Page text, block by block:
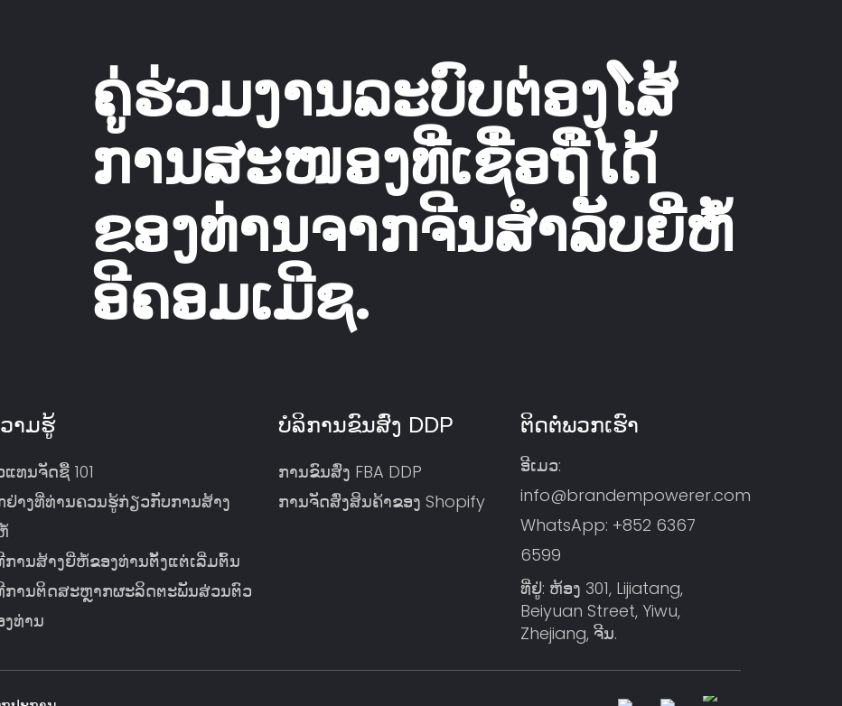
ຄູ່ຮ່ວມງານລະບົບຕ່ອງໂສ້
ການສະໜອງທີ່ເຊື່ອຖືໄດ້
ຂອງທ່ານຈາກຈີນສຳລັບຍີ່ຫໍ້
ອີຄອມເມີຊ.
າມຮູ້
ທນຈັດຊື້ 101
ຢ່າງທີ່ທ່ານຄວນຮູ້ກ່ຽວກັບການສ້າງ
ການສ້າງຍີ່ຫໍ້ຂອງທ່ານຕັ້ງແຕ່ເລີ່ມຕົ້ນ
ການຕິດສະຫຼາກຜະລິດຕະພັນສ່ວນຕົວ
ງທ່ານ
ບໍລິການຂົນສົ່ງ DDP
ການຂົນສົ່ງ FBA DDP
ການຈັດສົ່ງສິນຄ້າຂອງ Shopify
ຕິດຕໍ່ພວກເຮົາ
ອີເມວ:
info@brandempowerer.com
WhatsApp: +852 6367
6599
ທີ່ຢູ່: ຫ້ອງ 301, Lijiatang,
Beiyuan Street, Yiwu,
Zhejiang, ຈີນ.